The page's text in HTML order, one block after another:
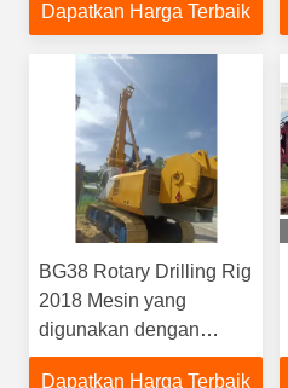
Menghemat energi
Dapatkan Harga Terbaik
BG38 Rotary Drilling Rig
2018 Mesin yang
digunakan dengan
kedalaman pengeboran
Dapatkan Harga Terbaik